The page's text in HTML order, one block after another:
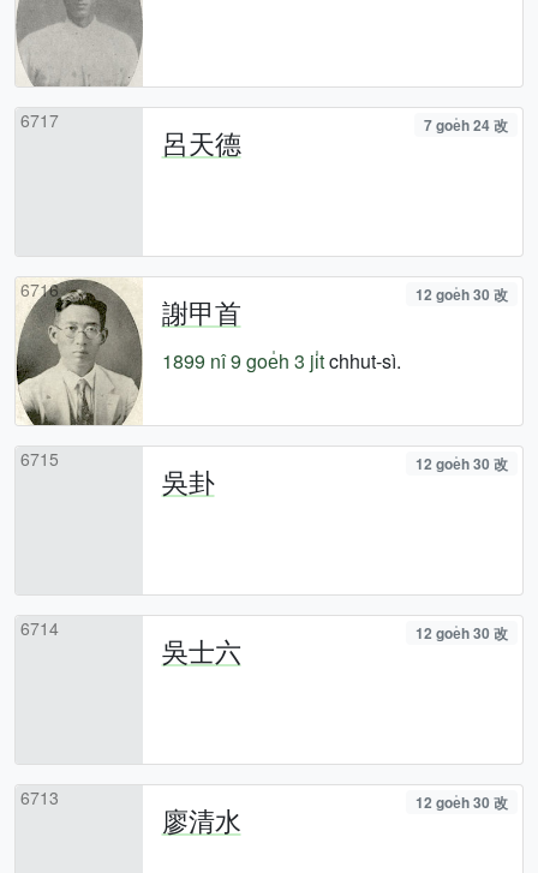
6717
呂天德 7 goe̍h 24 改
6716
謝甲首 12 goe̍h 30 改
1899 nî9 goe̍h 3 ji̍tchhut-sì.
6715
吳卦 12 goe̍h 30 改
6714
吳士六 12 goe̍h 30 改
6713
廖清水 12 goe̍h 30 改